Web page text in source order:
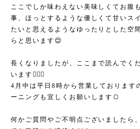
ここでしか味わえない美味しくてお腹
事、ほっとするような優しくて甘いス
たいと思えるようなゆったりとした空
らと思います😌
長くなりましたが、ここまで読んでく
います🙇🏻‍♀️
4月中は平日8時から営業しております
ーニングも宜しくお願いします🍞
何かご質問やご不明点ございましたら